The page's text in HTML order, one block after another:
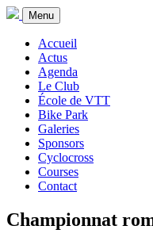
Menu
Accueil
Actus
Agenda
Le Club
École de VTT
Bike Park
Galeries
Sponsors
Cyclocross
Courses
Contact
Championnat